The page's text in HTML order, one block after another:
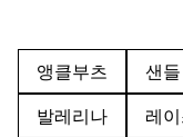
앵클부츠 샌들
발레리나
레